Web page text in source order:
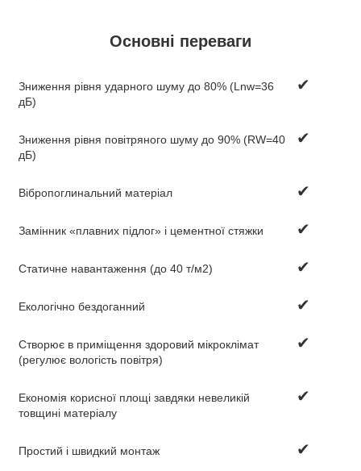
Основні переваги
Зниження рівня ударного шуму до 80% (Lnw=36
дБ)
✔
Зниження рівня повітряного шуму до 90% (RW=40
дБ)
✔
Вібропоглинальний матеріал ✔
Замінник «плавних підлог» і цементної стяжки ✔
Статичне навантаження (до 40 т/м2) ✔
Екологічно бездоганний ✔
Створює в приміщення здоровий мікроклімат
(регулює вологість повітря)
✔
Економія корисної площі завдяки невеликій
товщині матеріалу
✔
Простий і швидкий монтаж ✔